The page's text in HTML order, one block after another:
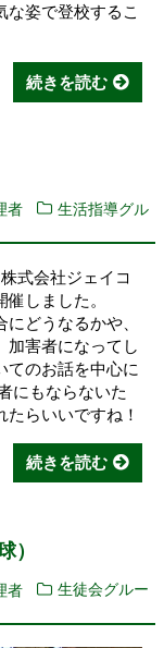
な姿で登校するこ
続きを読む
者
生活指導グル
式会社ジェイコ
催しました。
どうなるかや、
加害者になってし
てのお話を中心に
にもならないた
らいいですね！
続きを読む
）
者
生徒会グルー